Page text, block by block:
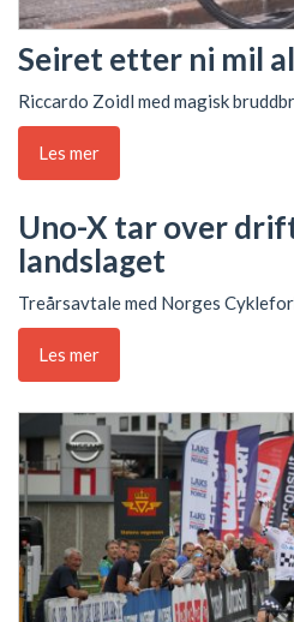
Seiret etter ni mil
Riccardo Zoidl med magisk
Les mer
Uno-X tar over
landslaget
Treårsavtale med Norges
Les mer